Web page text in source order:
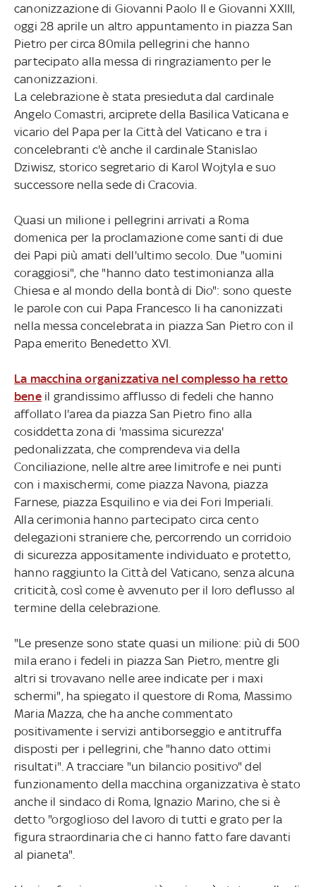
canonizzazione di Giovanni Paolo II e Giovanni XXIII,
oggi 28 aprile un altro appuntamento in piazza San
Pietro per circa 80mila pellegrini che hanno
partecipato alla messa di ringraziamento per le
canonizzazioni.
La celebrazione è stata presieduta dal cardinale
Angelo Comastri, arciprete della Basilica Vaticana e
vicario del Papa per la Città del Vaticano e tra i
concelebranti c'è anche il cardinale Stanislao
Dziwisz, storico segretario di Karol Wojtyla e suo
successore nella sede di Cracovia.
Quasi un milione i pellegrini arrivati a Roma
domenica per la proclamazione come santi di due
dei Papi più amati dell'ultimo secolo. Due "uomini
coraggiosi", che "hanno dato testimonianza alla
Chiesa e al mondo della bontà di Dio": sono queste
le parole con cui Papa Francesco li ha canonizzati
nella messa concelebrata in piazza San Pietro con il
Papa emerito Benedetto XVI.
La macchina organizzativa nel complesso ha retto
beneil grandissimo afflusso di fedeli che hanno
affollato l'area da piazza San Pietro fino alla
cosiddetta zona di 'massima sicurezza'
pedonalizzata, che comprendeva via della
Conciliazione, nelle altre aree limitrofe e nei punti
con i maxischermi, come piazza Navona, piazza
Farnese, piazza Esquilino e via dei Fori Imperiali.
Alla cerimonia hanno partecipato circa cento
delegazioni straniere che, percorrendo un corridoio
di sicurezza appositamente individuato e protetto,
hanno raggiunto la Città del Vaticano, senza alcuna
criticità, così come è avvenuto per il loro deflusso al
termine della celebrazione.
"Le presenze sono state quasi un milione: più di 500
mila erano i fedeli in piazza San Pietro, mentre gli
altri si trovavano nelle aree indicate per i maxi
schermi", ha spiegato il questore di Roma, Massimo
Maria Mazza, che ha anche commentato
positivamente i servizi antiborseggio e antitruffa
disposti per i pellegrini, che "hanno dato ottimi
risultati". A tracciare "un bilancio positivo" del
funzionamento della macchina organizzativa è stato
anche il sindaco di Roma, Ignazio Marino, che si è
detto "orgoglioso del lavoro di tutti e grato per la
figura straordinaria che ci hanno fatto fare davanti
al pianeta".